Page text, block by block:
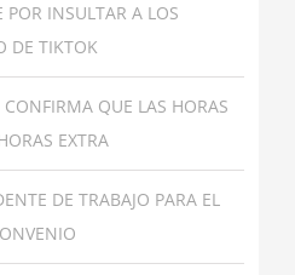
POR INSULTAR A LOS
DE TIKTOK
CONFIRMA QUE LAS HORAS
EXTRA
DE TRABAJO PARA EL